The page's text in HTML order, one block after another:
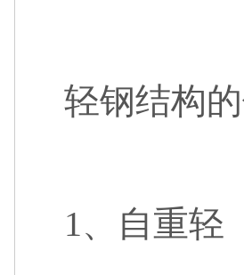
轻钢结构
1、自重轻